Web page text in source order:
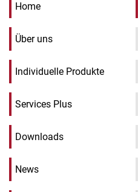
Home
Über uns
Individuelle Produkte
Services Plus
Downloads
News